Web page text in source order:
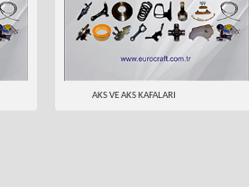
AKS VE AKS KAFALARI